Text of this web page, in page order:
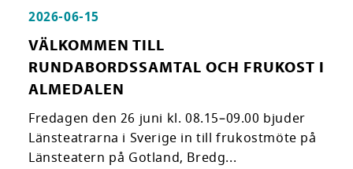
2026-06-15
VÄLKOMMEN TILL
RUNDABORDSSAMTAL OCH FRUKOST I
ALMEDALEN
Fredagen den 26 juni kl. 08.15–09.00 bjuder
Länsteatrarna i Sverige in till frukostmöte på
Länsteatern på Gotland, Bredg...